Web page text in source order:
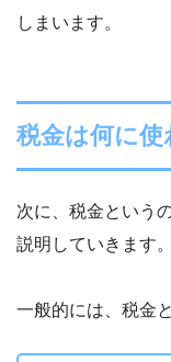
しまいます。
税金は何に
次に、税金という
説明していきます。
一般的には、税金